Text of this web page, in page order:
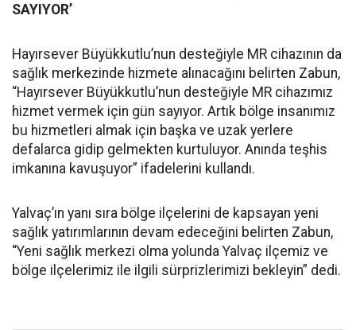
SAYIYOR’
Hayırsever Büyükkutlu’nun desteğiyle MR cihazının da
sağlık merkezinde hizmete alınacağını belirten Zabun,
“Hayırsever Büyükkutlu’nun desteğiyle MR cihazımız
hizmet vermek için gün sayıyor. Artık bölge insanımız
bu hizmetleri almak için başka ve uzak yerlere
defalarca gidip gelmekten kurtuluyor. Anında teşhis
imkanına kavuşuyor” ifadelerini kullandı.
Yalvaç’ın yanı sıra bölge ilçelerini de kapsayan yeni
sağlık yatırımlarının devam edeceğini belirten Zabun,
“Yeni sağlık merkezi olma yolunda Yalvaç ilçemiz ve
bölge ilçelerimiz ile ilgili sürprizlerimizi bekleyin” dedi.